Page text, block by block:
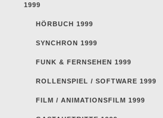
1999
HÖRBUCH 1999
SYNCHRON 1999
FUNK & FERNSEHEN 1999
ROLLENSPIEL / SOFTWARE 1999
FILM / ANIMATIONSFILM 1999